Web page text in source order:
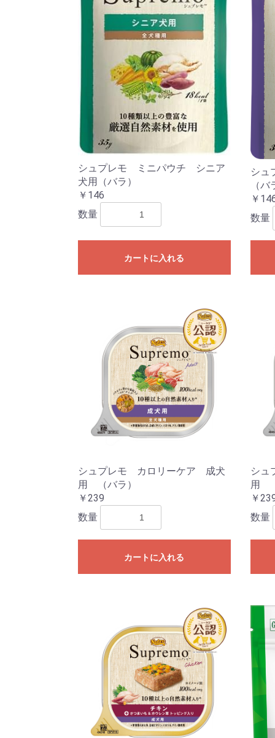
シュプレモ ミニパウチ シニア
犬用（バラ）
￥146
数量
カートに入れる
シ
（バ
￥
数量
シュプレモ カロリーケア 成犬
用 （バラ）
￥239
数量
カートに入れる
シ
用
￥
数量